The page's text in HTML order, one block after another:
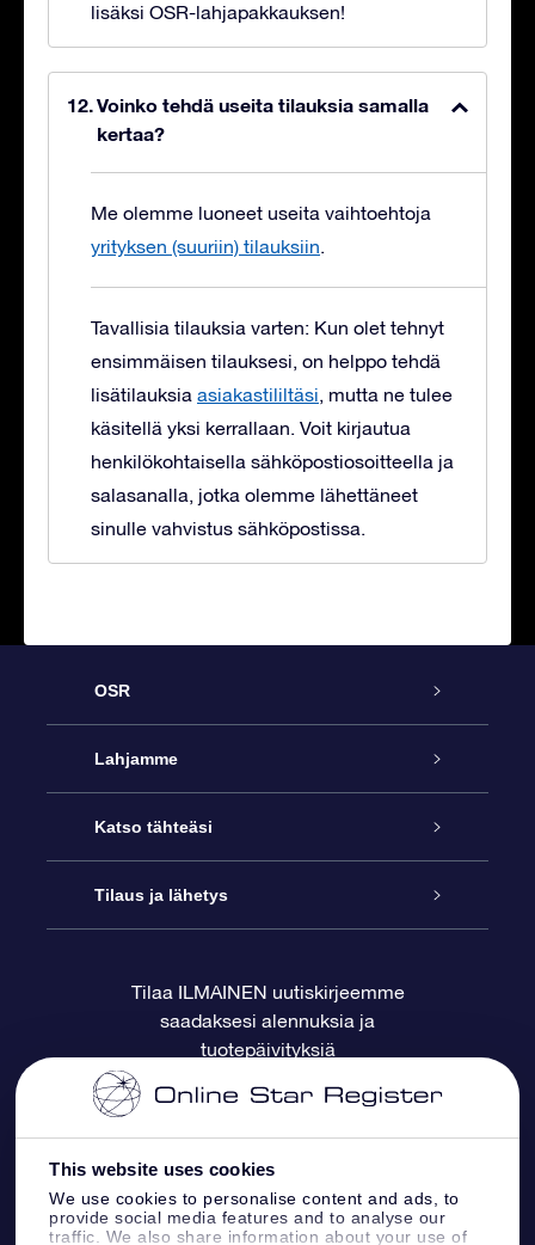
This website uses cookies
We use cookies to personalise content and ads, to
provide social media features and to analyse our
traffic. We also share information about your use of
lisäksi OSR-lahjapakkauksen!
Voinko tehdä useita tilauksia samalla
kertaa?
Me olemme luoneet useita vaihtoehtoja
yrityksen (suuriin) tilauksiin.
Tavallisia tilauksia varten: Kun olet tehnyt
ensimmäisen tilauksesi, on helppo tehdä
lisätilauksia asiakastililtäsi, mutta ne tulee
käsitellä yksi kerrallaan. Voit kirjautua
henkilökohtaisella sähköpostiosoitteella ja
salasanalla, jotka olemme lähettäneet
sinulle vahvistus sähköpostissa.
OSR
Palvelu
Ota meihin yhteyttä
Blogi
Arvostelut
Lahjamme
Online Star -lahja
OSR-lahjapakkaus
OSR-lahjakortti
Yrityslahjat
Katso tähteäsi
Star Register
Henkilökohtainen Tähtisivu
One Million Stars
OSR -tähden tallennus
Lennä tähtiin VR -sovellus
Tilaus ja lähetys
Maksutiedot
Toimitustiedot
Palautuskäytäntö
Tähtikuviosta
Tilaa ILMAINEN uutiskirjeemme
saadaksesi alennuksia ja
tuotepäivityksiä